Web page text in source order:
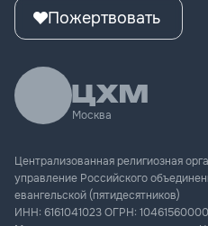
Москва
Пожертвовать
Централизованная религиозная
управление Российского
евангельской (пятидесятников)
ИНН: 6161041023ОГРН: